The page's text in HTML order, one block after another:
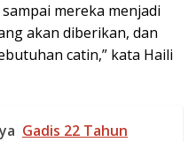
mereka menjadi
akan diberikan, dan
catin,” kata Haili
Gadis 22 Tahun